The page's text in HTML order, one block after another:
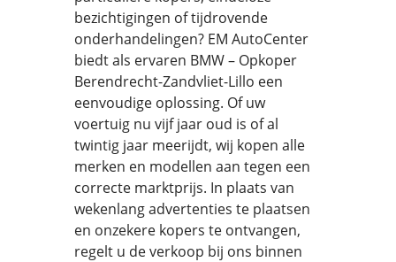
bezichtigingen of tijdrovende
onderhandelingen? EM AutoCenter
biedt als ervaren BMW – Opkoper
Berendrecht-Zandvliet-Lillo een
eenvoudige oplossing. Of uw
voertuig nu vijf jaar oud is of al
twintig jaar meerijdt, wij kopen alle
merken en modellen aan tegen een
correcte marktprijs. In plaats van
wekenlang advertenties te plaatsen
en onzekere kopers te ontvangen,
regelt u de verkoop bij ons binnen